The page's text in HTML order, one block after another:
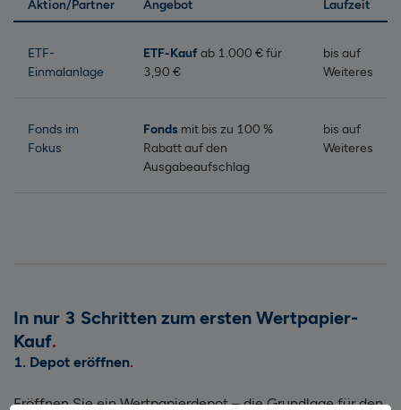
Aktion/Partner Angebot Laufzeit
ETF-
Einmalanlage
ETF-Kaufab 1.000 € für
3,90 €
bis auf
Weiteres
Fonds im
Fokus
Fonds mit bis zu 100 %
Rabatt auf den
Ausgabeaufschlag
bis auf
Weiteres
In nur 3 Schritten zum ersten Wertpapier-
Kauf
1. Depot eröffnen
Eröffnen Sie ein Wertpapierdepot – die Grundlage für den